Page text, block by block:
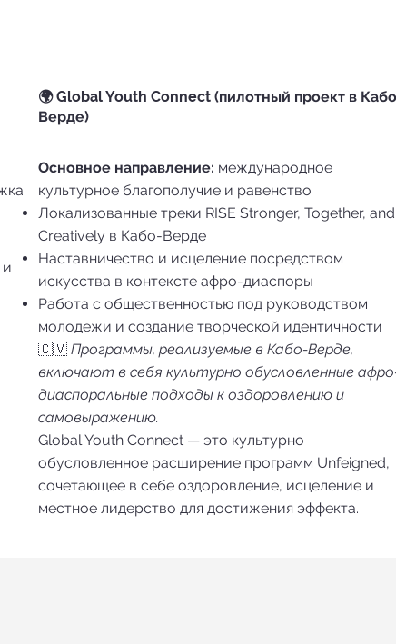
и
🌍 Global Youth Connect (пилотный проект в
Верде)
Основное направление: международное
культурное благополучие и равенство
Локализованные треки RISE Stronger, Together, and
Creatively в Кабо-Верде
Наставничество и исцеление посредством
искусства в контексте афро-диаспоры
Работа с общественностью под руководством
молодежи и создание творческой идентичности
🇨🇻 Программы, реализуемые в Кабо-Верде,
включают в себя культурно обусловленные
диаспоральные подходы к оздоровлению и
самовыражению.
Global Youth Connect — это культурно
обусловленное расширение программ Unfeigned,
сочетающее в себе оздоровление, исцеление и
местное лидерство для достижения эффекта.